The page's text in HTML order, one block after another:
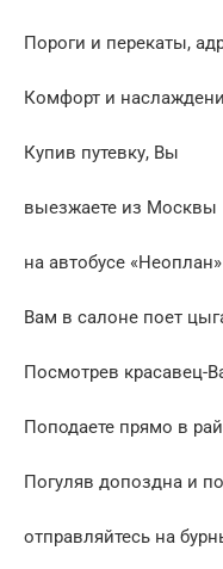
Пороги и перекаты,
Комфорт и
Купив путевку, Вы
выезжаете из Москвы
на автобусе «Неоплан»
Вам в салоне поет
Посмотрев красавец-
Поподаете прямо в
Погуляв допоздна и
отправляйтесь на